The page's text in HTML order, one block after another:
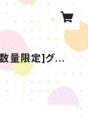
量限定]グッ